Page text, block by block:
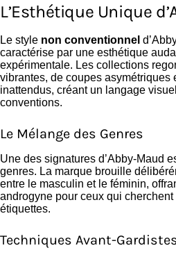
L’Esthétique Unique
Le style non conventionnel
caractérise par une esthétique
expérimentale. Les collections
vibrantes, de coupes asymétriques
inattendus, créant un langage
conventions.
Le Mélange des Genres
Une des signatures d’Abby-Maud
genres. La marque brouille
entre le masculin et le féminin,
androgyne pour ceux qui
étiquettes.
Techniques Avant-